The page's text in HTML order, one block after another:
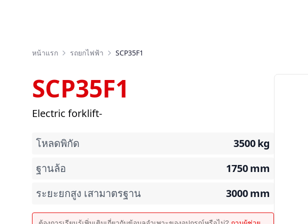
หน้าแรก รถยกไฟฟ้า SCP35F1
SCP35F1
Electric forklift-
โหลดพิกัด 3500kg
ฐานล้อ
1750mm
ระยะยกสูง เสามาตรฐาน
3000mm